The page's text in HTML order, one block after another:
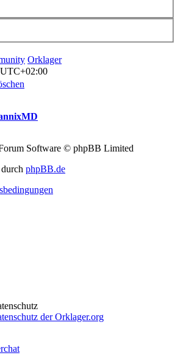
Orklager
UTC+02:00
Software © phpBB Limited
phpBB.de
der Orklager.org